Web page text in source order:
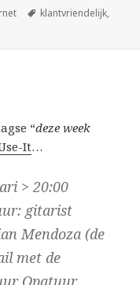
Tags
klantvriendelijk,
“deze week
It…
> 20:00
gitarist
Mendoza (de
met de
Opatuur